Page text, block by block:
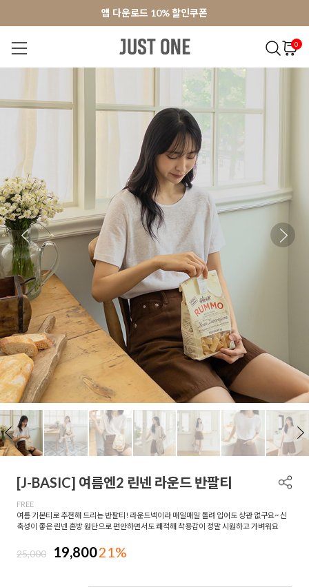
앱 다운로드 10% 할인쿠폰
회원가입 쿠폰 3000원
앱 다운로드 10% 할인쿠폰
회원가입 쿠폰 3000원
0
MADE . J
[J-BASIC] 여름엔2 린넨 라운드 반팔티
FREE
여름 기본티로 추천해 드리는 반팔티! 라운드넥이라 매일매일 돌려 입어도 상관 없구요~ 신
축성이 좋은 린넨 혼방 원단으로 편안하면서도 쾌적해 착용감이 정말 시원하고 가벼워요
25,000 19,80021%